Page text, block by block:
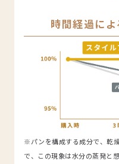
時間経過に
※パンを構成する成分で、乾
で、この現象は水分の蒸発と想